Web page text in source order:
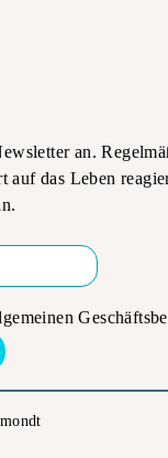
an.
auf das Leben